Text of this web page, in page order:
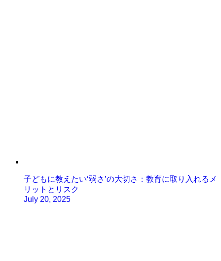
子どもに教えたい‘弱さ’の大切さ：教育に取り入れるメ
リットとリスク
July 20, 2025